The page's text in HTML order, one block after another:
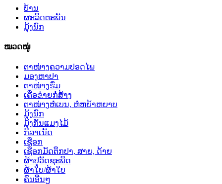
ບ້ານ
ຜະລິດຕະພັນ
ມຸ້ງນົກ
ໝວດໝູ່
ຕາໜ່າງຄວາມປອດໄພ
ມອງຫາປາ
ຕາໜ່າງຮົ່ມ
ເຄືອຂ່າຍກໍ່ສ້າງ
ຕາໜ່າງຫໍ່ເບນ, ຫໍ່ຫຍ້າຫຍາບ
ມຸ້ງນົກ
ມຸ້ງກັນແມງໄມ້
ກິລາເນັດ
ເຊືອກ
ເຊືອກມັດຕຶກປາ, ສາຍ, ດ້າຍ
ຜ້າປູວັດຊະພືດ
ຜ້າໃບ/ຜ້າໃບ
ຄົນອື່ນໆ